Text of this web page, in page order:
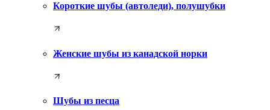
Короткие шубы (автоледи), полушубки
Женские шубы из канадской норки
Шубы из песца